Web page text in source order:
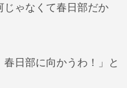
ゃなくて春日部だか
日部に向かうわ！」と